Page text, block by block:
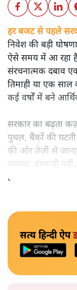
हर बजट से पहले
निवेश की बड़ी
ऐसे समय में आ रहा
संरचनात्मक दबाव
तिमाही या एक साल
कई वर्षों में बने
सरकार का बढ़ता
पुथल, बैंकों की
की ओर तेज़ी से
समस्या अस्थायी
है।
सत्य हिन्दी ऐप